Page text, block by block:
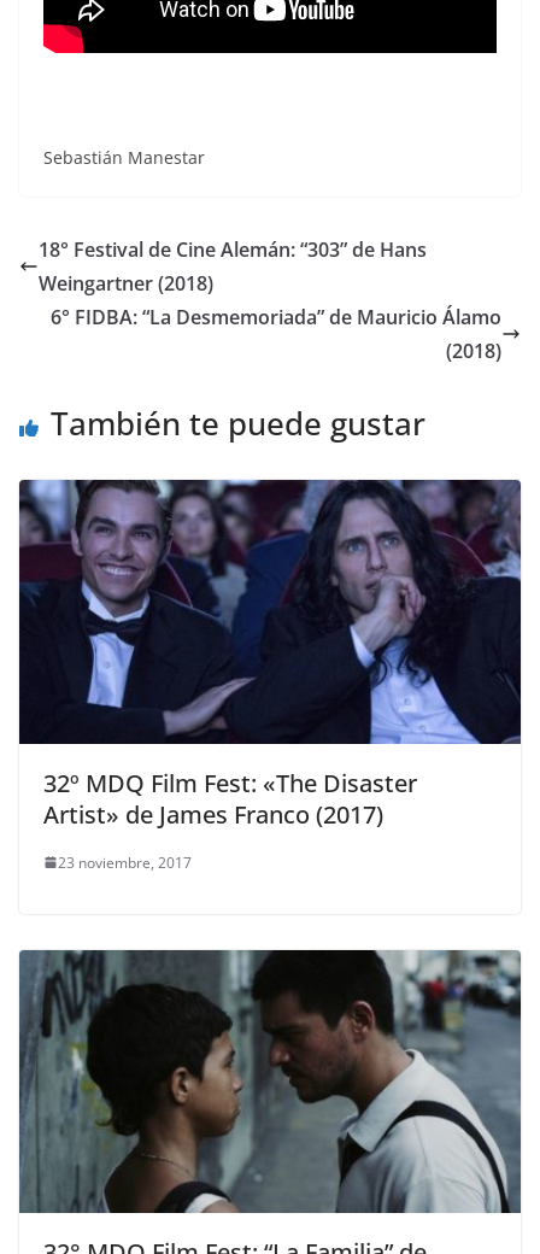
Sebastián Manestar
18° Festival de Cine Alemán: “303” de Hans
Weingartner (2018)
6° FIDBA: “La Desmemoriada” de Mauricio Álamo
(2018)
También te puede gustar
32º MDQ Film Fest: «The Disaster
Artist» de James Franco (2017)
23 noviembre, 2017